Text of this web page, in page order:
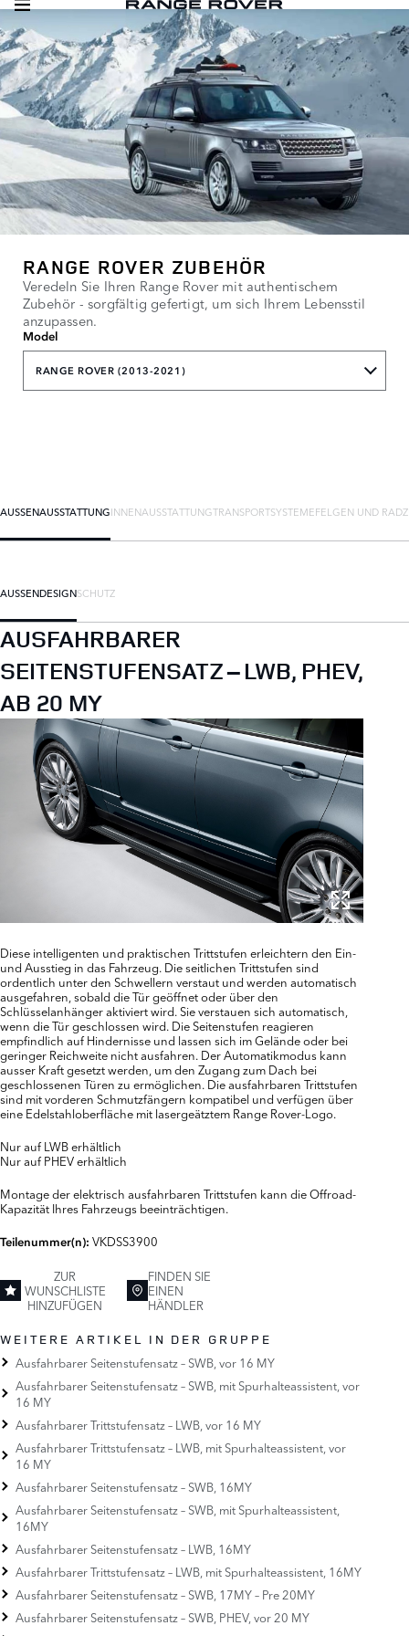
RANGE ROVER ZUBEHÖR
Veredeln Sie Ihren Range Rover mit authentischem
Zubehör - sorgfältig gefertigt, um sich Ihrem Lebensstil
anzupassen.
Model
RANGE ROVER (2013-2021)
AUSSENAUSSTATTUNG INNENAUSSTATTUNGTRANSPORTSYSTEMEFELGEN UND
AUSSENDESIGN SCHUTZ
AUSFAHRBARER
SEITENSTUFENSATZ – LWB, PHEV,
AB 20 MY
Diese intelligenten und praktischen Trittstufen erleichtern den Ein-
und Ausstieg in das Fahrzeug. Die seitlichen Trittstufen sind
ordentlich unter den Schwellern verstaut und werden automatisch
ausgefahren, sobald die Tür geöffnet oder über den
Schlüsselanhänger aktiviert wird. Sie verstauen sich automatisch,
wenn die Tür geschlossen wird. Die Seitenstufen reagieren
empfindlich auf Hindernisse und lassen sich im Gelände oder bei
geringer Reichweite nicht ausfahren. Der Automatikmodus kann
ausser Kraft gesetzt werden, um den Zugang zum Dach bei
geschlossenen Türen zu ermöglichen. Die ausfahrbaren Trittstufen
sind mit vorderen Schmutzfängern kompatibel und verfügen über
eine Edelstahloberfläche mit lasergeätztem Range Rover-Logo.
Nur auf LWB erhältlich
Nur auf PHEV erhältlich
Montage der elektrisch ausfahrbaren Trittstufen kann die Offroad-
Kapazität Ihres Fahrzeugs beeinträchtigen.
Teilenummer(n): VKDSS3900
ZUR
WUNSCHLISTE
HINZUFÜGEN
FINDEN SIE
EINEN
HÄNDLER
WEITERE ARTIKEL IN DER GRUPPE
Ausfahrbarer Seitenstufensatz – SWB, vor 16 MY
Ausfahrbarer Seitenstufensatz – SWB, mit Spurhalteassistent, vor
16 MY
Ausfahrbarer Trittstufensatz – LWB, vor 16 MY
Ausfahrbarer Trittstufensatz – LWB, mit Spurhalteassistent, vor
16 MY
Ausfahrbarer Seitenstufensatz – SWB, 16MY
Ausfahrbarer Seitenstufensatz – SWB, mit Spurhalteassistent,
16MY
Ausfahrbarer Seitenstufensatz – LWB, 16MY
Ausfahrbarer Trittstufensatz – LWB, mit Spurhalteassistent, 16MY
Ausfahrbarer Seitenstufensatz – SWB, 17MY – Pre 20MY
Ausfahrbarer Seitenstufensatz – SWB, PHEV, vor 20 MY